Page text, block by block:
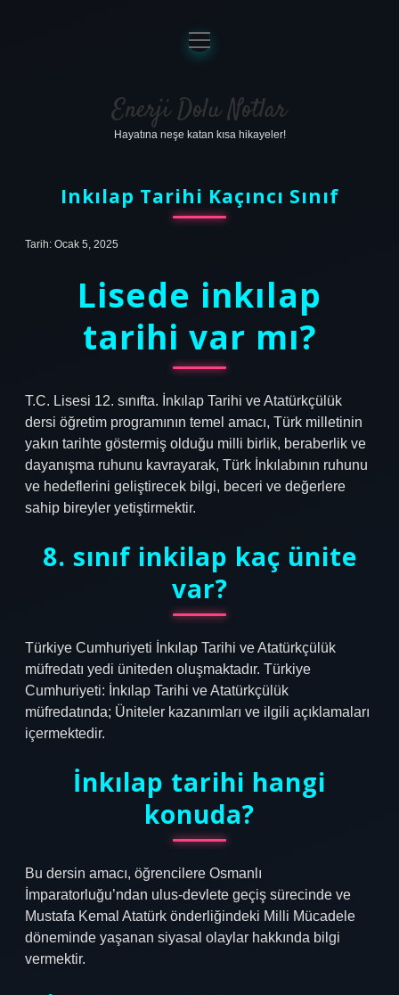
Anasayfa
Gizlilik Politikası
Yasal Uyarı
menüyü
aç
Enerji Dolu Notlar
Hayatına neşe katan kısa hikayeler!
Inkılap Tarihi Kaçıncı Sınıf
Tarih: Ocak 5, 2025
Lisede inkılap
tarihi var mı?
T.C. Lisesi 12. sınıfta. İnkılap Tarihi ve Atatürkçülük
dersi öğretim programının temel amacı, Türk milletinin
yakın tarihte göstermiş olduğu milli birlik, beraberlik ve
dayanışma ruhunu kavrayarak, Türk İnkılabının ruhunu
ve hedeflerini geliştirecek bilgi, beceri ve değerlere
sahip bireyler yetiştirmektir.
8. sınıf inkilap kaç ünite
var?
Türkiye Cumhuriyeti İnkılap Tarihi ve Atatürkçülük
müfredatı yedi üniteden oluşmaktadır. Türkiye
Cumhuriyeti: İnkılap Tarihi ve Atatürkçülük
müfredatında; Üniteler kazanımları ve ilgili açıklamaları
içermektedir.
İnkılap tarihi hangi
konuda?
Bu dersin amacı, öğrencilere Osmanlı
İmparatorluğu’ndan ulus-devlete geçiş sürecinde ve
Mustafa Kemal Atatürk önderliğindeki Milli Mücadele
döneminde yaşanan siyasal olaylar hakkında bilgi
vermektir.